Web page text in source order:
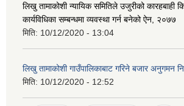
लिखु तामाकोशी न्यायिक समितिले उजुरीको कारहबाही
कार्यविधिका सम्बन्धमा व्यवस्था गर्न बनेको ऐन, २०७७
मिति: 10/12/2020 - 13:04
लिखु तामाकोशी गाउँपालिकाबाट गरिने बजार अनुगमन
मिति: 10/12/2020 - 12:52